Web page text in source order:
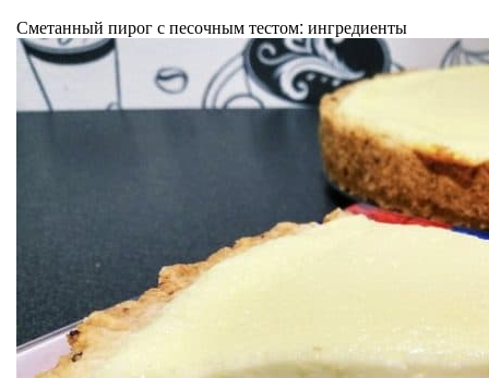
Сметанный пирог с песочным тестом: ингредиенты